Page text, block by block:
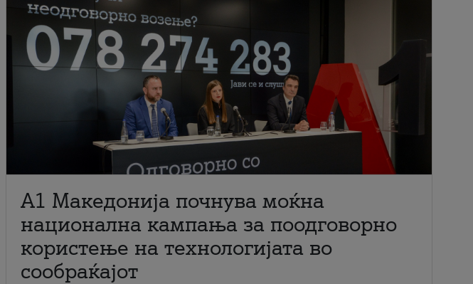
A1 Македонија почнува моќна
национална кампања за поодговорно
користење на технологијата во
сообраќајот